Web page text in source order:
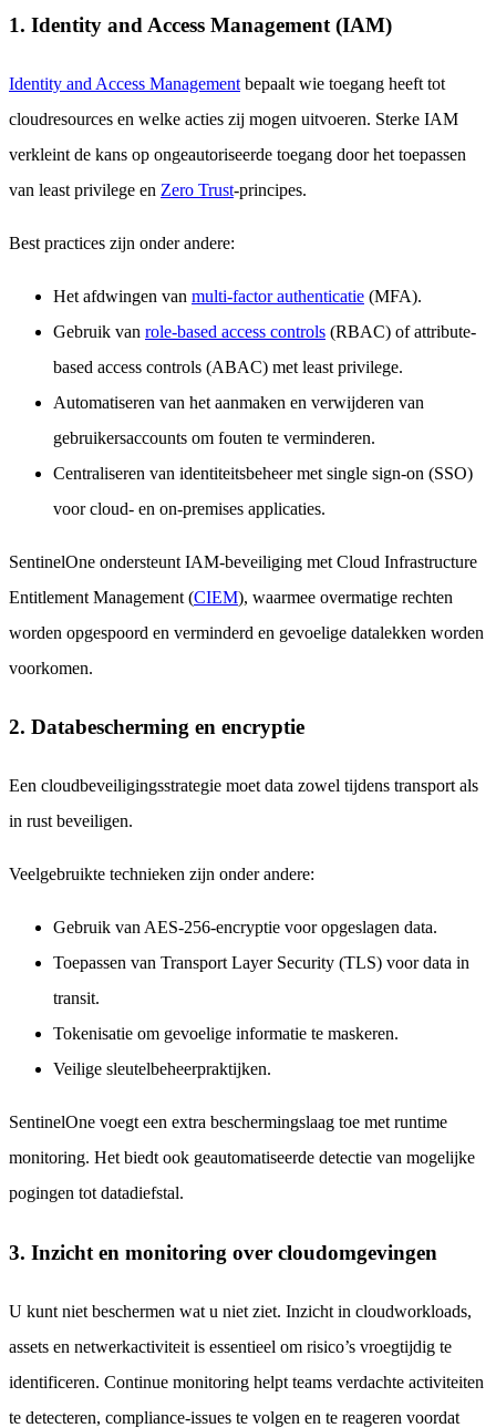
1. Identity and Access Management (IAM)
Identity and Access Management bepaalt wie toegang heeft tot
cloudresources en welke acties zij mogen uitvoeren. Sterke IAM
verkleint de kans op ongeautoriseerde toegang door het toepassen
van least privilege en Zero Trust-principes.
Best practices zijn onder andere:
Het afdwingen van multi-factor authenticatie (MFA).
Gebruik van role-based access controls (RBAC) of attribute-
based access controls (ABAC) met least privilege.
Automatiseren van het aanmaken en verwijderen van
gebruikersaccounts om fouten te verminderen.
Centraliseren van identiteitsbeheer met single sign-on (SSO)
voor cloud- en on-premises applicaties.
SentinelOne ondersteunt IAM-beveiliging met Cloud Infrastructure
Entitlement Management (CIEM), waarmee overmatige rechten
worden opgespoord en verminderd en gevoelige datalekken worden
voorkomen.
2. Databescherming en encryptie
Een cloudbeveiligingsstrategie moet data zowel tijdens transport als
in rust beveiligen.
Veelgebruikte technieken zijn onder andere:
Gebruik van AES-256-encryptie voor opgeslagen data.
Toepassen van Transport Layer Security (TLS) voor data in
transit.
Tokenisatie om gevoelige informatie te maskeren.
Veilige sleutelbeheerpraktijken.
SentinelOne voegt een extra beschermingslaag toe met runtime
monitoring. Het biedt ook geautomatiseerde detectie van mogelijke
pogingen tot datadiefstal.
3. Inzicht en monitoring over cloudomgevingen
U kunt niet beschermen wat u niet ziet. Inzicht in cloudworkloads,
assets en netwerkactiviteit is essentieel om risico’s vroegtijdig te
identificeren. Continue monitoring helpt teams verdachte activiteiten
te detecteren, compliance-issues te volgen en te reageren voordat